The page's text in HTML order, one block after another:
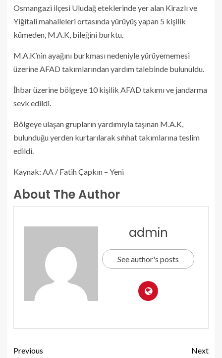
Osmangazi ilçesi Uludağ eteklerinde yer alan Kirazlı ve
Yiğitali mahalleleri ortasında yürüyüş yapan 5 kişilik
kümeden, M.A.K, bileğini burktu.
M.A.K’nin ayağını burkması nedeniyle yürüyememesi
üzerine AFAD takımlarından yardım talebinde bulunuldu.
İhbar üzerine bölgeye 10 kişilik AFAD takımı ve jandarma
sevk edildi.
Bölgeye ulaşan grupların yardımıyla taşınan M.A.K,
bulunduğu yerden kurtarılarak sıhhat takımlarına teslim
edildi.
Kaynak: AA / Fatih Çapkın – Yeni
About The Author
admin
See author's posts
Previous
Next